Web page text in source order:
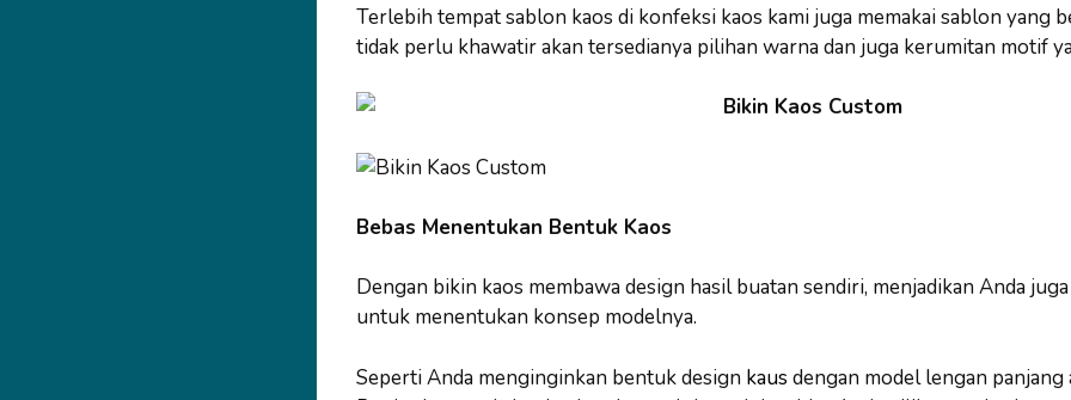
Terlebih tempat sablon kaos di konfeksi kaos kami juga memakai sablon yang
tidak perlu khawatir akan tersedianya pilihan warna dan juga kerumitan motif
Bebas Menentukan Bentuk Kaos
Dengan bikin kaos membawa design hasil buatan sendiri, menjadikan Anda
untuk menentukan konsep modelnya.
Seperti Anda menginginkan bentuk design kaus dengan model lengan panjang